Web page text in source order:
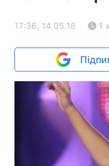
17:36, 14.05.18 1